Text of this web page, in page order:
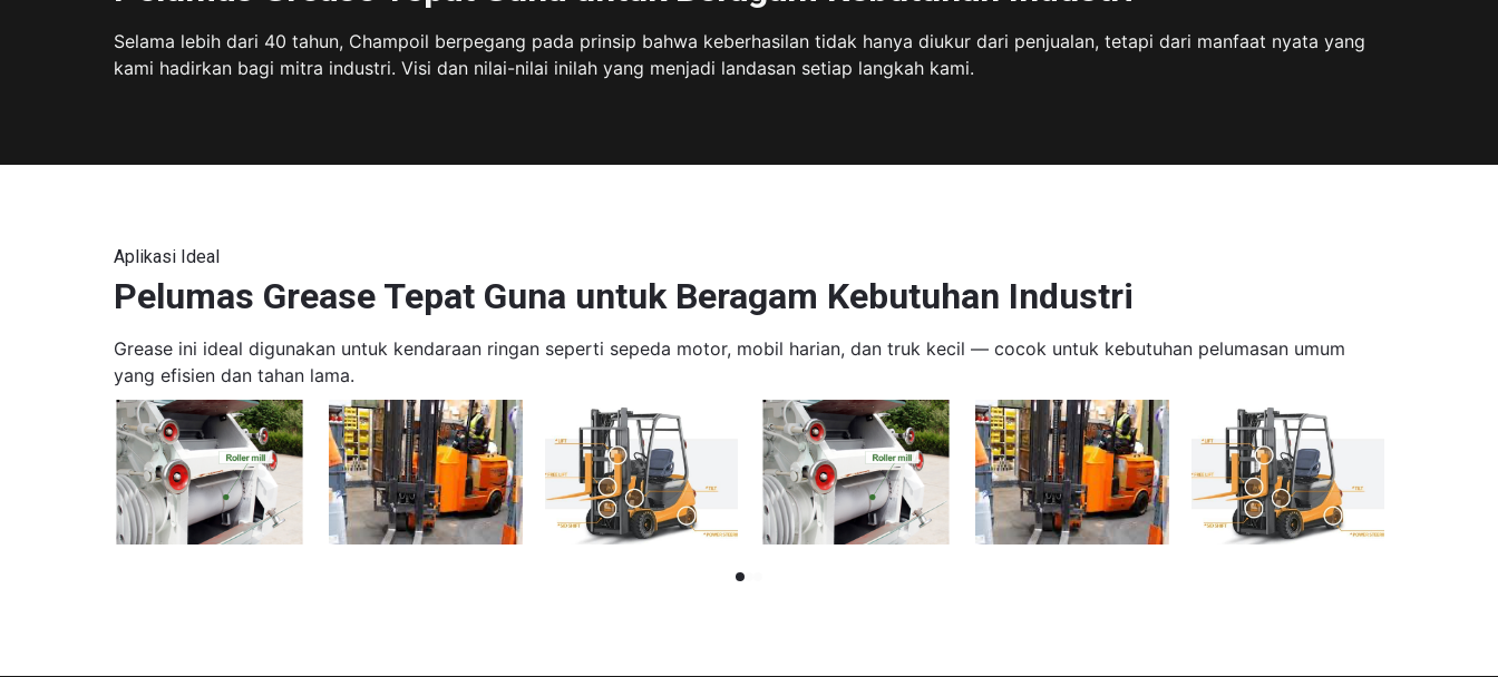
Selama lebih dari 40 tahun, Champoil berpegang pada prinsip bahwa keberhasilan tidak hanya diukur dari penjualan, tetapi dari manfaat nyata yang
kami hadirkan bagi mitra industri. Visi dan nilai-nilai inilah yang menjadi landasan setiap langkah kami.
Aplikasi Ideal
Pelumas Grease Tepat Guna untuk Beragam Kebutuhan Industri
Grease ini ideal digunakan untuk kendaraan ringan seperti sepeda motor, mobil harian, dan truk kecil — cocok untuk kebutuhan pelumasan umum
yang efisien dan tahan lama.